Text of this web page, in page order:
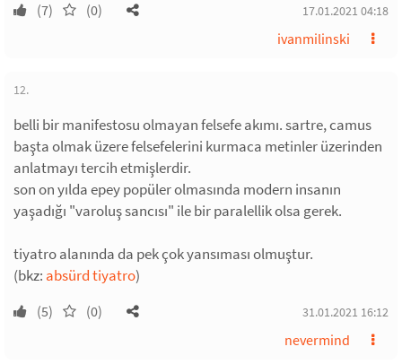
(7) (0) 17.01.2021 04:18
ivanmilinski
12.
belli bir manifestosu olmayan felsefe akımı. sartre, camus
başta olmak üzere felsefelerini kurmaca metinler üzerinden
anlatmayı tercih etmişlerdir.
son on yılda epey popüler olmasında modern insanın
yaşadığı "varoluş sancısı" ile bir paralellik olsa gerek.
tiyatro alanında da pek çok yansıması olmuştur.
(bkz: absürd tiyatro)
(5) (0) 31.01.2021 16:12
nevermind